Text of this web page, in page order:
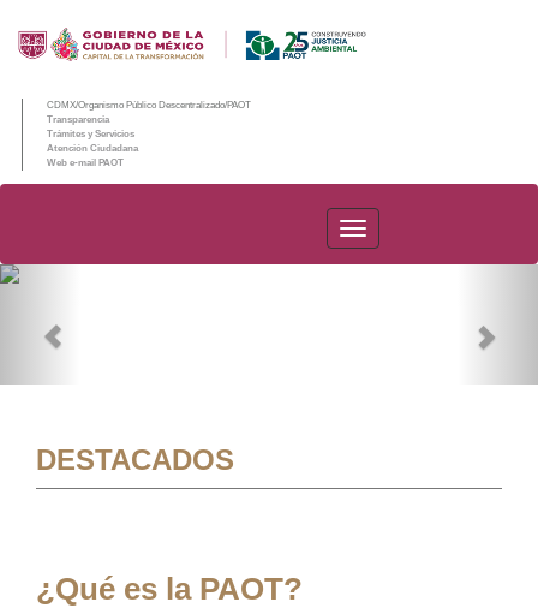
CDMX/Organismo Público Descentralizado/PAOT
Transparencia
Trámites y Servicios
Atención Ciudadana
Web e-mail PAOT
PAOT
DESTACADOS
¿Qué es la PAOT?